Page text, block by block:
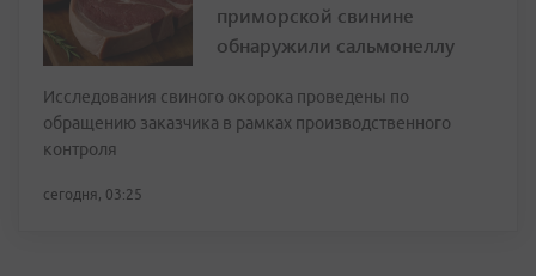
приморской свинине
обнаружили сальмонеллу
Исследования свиного окорока проведены по
обращению заказчика в рамках производственного
контроля
сегодня, 03:25